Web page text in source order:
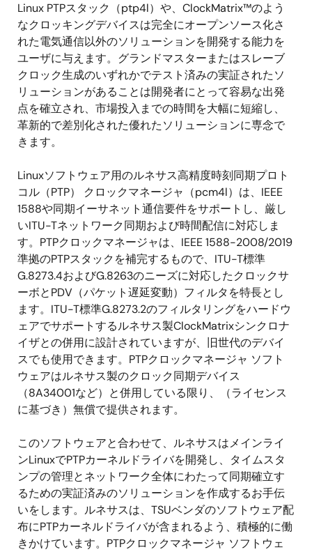
説
明
Linux PTPスタック（ptp4l）や、ClockMatrix™のよう
なクロッキングデバイスは完全にオープンソース化さ
れた電気通信以外のソリューションを開発する能力を
ユーザに与えます。グランドマスターまたはスレーブ
クロック生成のいずれかでテスト済みの実証されたソ
リューションがあることは開発者にとって容易な出発
点を確立され、市場投入までの時間を大幅に短縮し、
革新的で差別化された優れたソリューションに専念で
きます。
Linuxソフトウェア用のルネサス高精度時刻同期プロト
コル（PTP） クロックマネージャ（pcm4l）は、IEEE
1588や同期イーサネット通信要件をサポートし、厳し
いITU-Tネットワーク同期および時間配信に対応しま
す。PTPクロックマネージャは、IEEE 1588-2008/2019
準拠のPTPスタックを補完するもので、ITU-T標準
G.8273.4およびG.8263のニーズに対応したクロックサ
ーボとPDV（パケット遅延変動）フィルタを特長とし
ます。ITU-T標準G.8273.2のフィルタリングをハードウ
ェアでサポートするルネサス製ClockMatrixシンクロナ
イザとの併用に設計されていますが、旧世代のデバイ
スでも使用できます。PTPクロックマネージャ ソフト
ウェアはルネサス製のクロック同期デバイス
（8A34001など）と併用している限り、（ライセンス
に基づき）無償で提供されます。
このソフトウェアと合わせて、ルネサスはメインライ
ンLinuxでPTPカーネルドライバを開発し、タイムスタ
ンプの管理とネットワーク全体にわたって同期確立す
るための実証済みのソリューションを作成するお手伝
いをします。ルネサスは、TSUベンダのソフトウェア配
布にPTPカーネルドライバが含まれるよう、積極的に働
きかけています。PTPクロックマネージャ ソフトウェ